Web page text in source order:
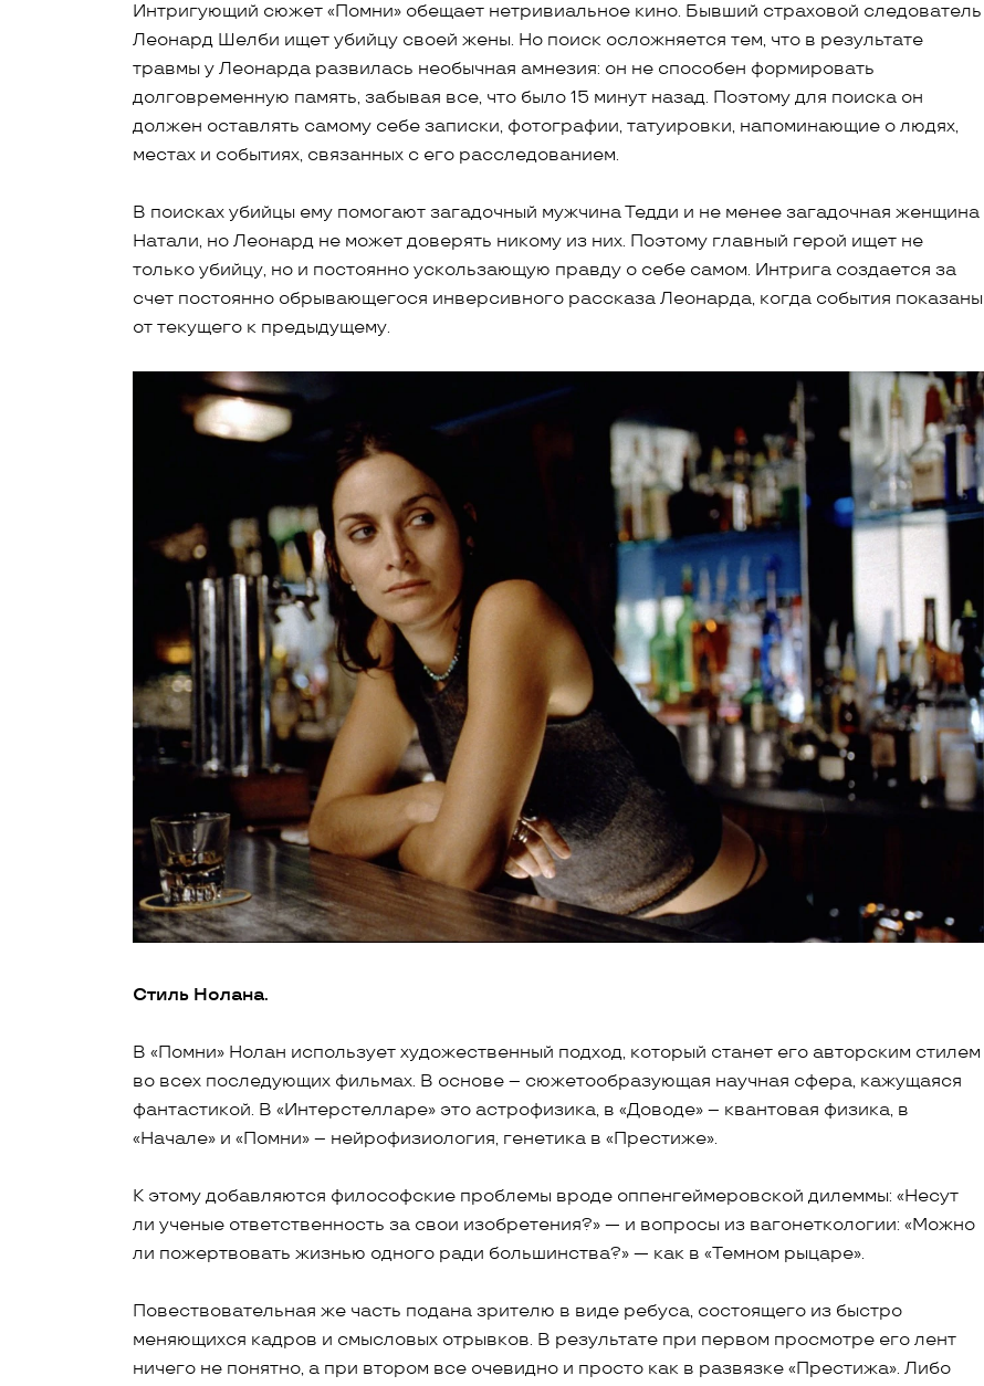
Интригующий сюжет «Помни» обещает нетривиальное кино. Бывший страховой следователь
Леонард Шелби ищет убийцу своей жены. Но поиск осложняется тем, что в результате
травмы у Леонарда развилась необычная амнезия: он не способен формировать
долговременную память, забывая все, что было 15 минут назад. Поэтому для поиска он
должен оставлять самому себе записки, фотографии, татуировки, напоминающие о людях,
местах и событиях, связанных с его расследованием.
В поисках убийцы ему помогают загадочный мужчина Тедди и не менее загадочная женщина
Натали, но Леонард не может доверять никому из них. Поэтому главный герой ищет не
только убийцу, но и постоянно ускользающую правду о себе самом. Интрига создается за
счет постоянно обрывающегося инверсивного рассказа Леонарда, когда события показаны
от текущего к предыдущему.
Стиль Нолана.
В «Помни» Нолан использует художественный подход, который станет его авторским стилем
во всех последующих фильмах. В основе – сюжетообразующая научная сфера, кажущаяся
фантастикой. В «Интерстелларе» это астрофизика, в «Доводе» – квантовая физика, в
«Начале» и «Помни» – нейрофизиология, генетика в «Престиже».
К этому добавляются философские проблемы вроде оппенгеймеровской дилеммы: «Несут
ли ученые ответственность за свои изобретения?» — и вопросы из вагонеткологии: «Можно
ли пожертвовать жизнью одного ради большинства?» — как в «Темном рыцаре».
Повествовательная же часть подана зрителю в виде ребуса, состоящего из быстро
меняющихся кадров и смысловых отрывков. В результате при первом просмотре его лент
ничего не понятно, а при втором все очевидно и просто как в развязке «Престижа». Либо